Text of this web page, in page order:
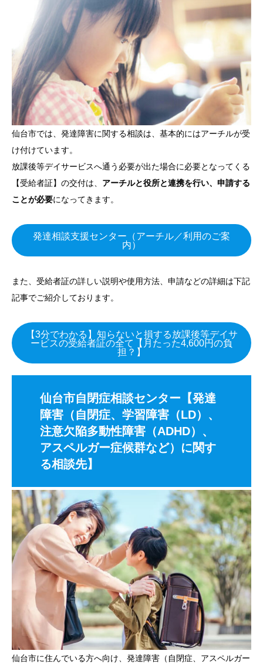
仙台市では、発達障害に関する相談は、基本的にはアーチルが受
け付けています。
放課後等デイサービスへ通う必要が出た場合に必要となってくる
【受給者証】の交付は、 アーチルと役所と連携を行い、申請する
ことが必要になってきます。
発達相談支援センター（アーチル／利用のご案
内）
また、受給者証の詳しい説明や使用方法、申請などの詳細は下記
記事でご紹介しております。
【3分でわかる】知らないと損する放課後等デイサ
ービスの受給者証の全て【月たった4,600円の負
担？】
仙台市自閉症相談センター【発達
障害（自閉症、学習障害（LD）、
注意欠陥多動性障害（ADHD）、
アスペルガー症候群など）に関す
る相談先】
仙台市に住んでいる方へ向け、発達障害（自閉症、アスペルガー